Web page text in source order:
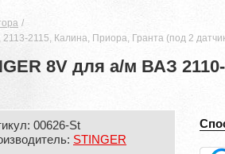
2115, Калина, Приора, Гранта (под 2
8V для а/м ВАЗ
00626-St
STINGER